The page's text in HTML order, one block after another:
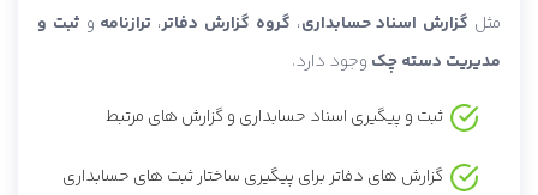
مثل گزارش اسناد حسابداری، گروه گزارش دفاتر، ترازنامه و ثبت و
مدیریت دسته چک وجود دارد.
ثبت و پیگیری اسناد حسابداری و گزارش های مرتبط
گزارش های دفاتر برای پیگیری ساختار ثبت های حسابداری